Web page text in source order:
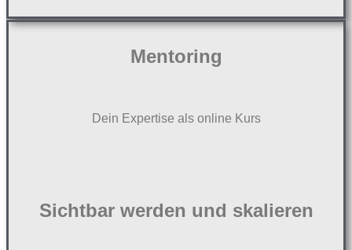
Mentoring
Dein Expertise als online Kurs
Sichtbar werden und skalieren